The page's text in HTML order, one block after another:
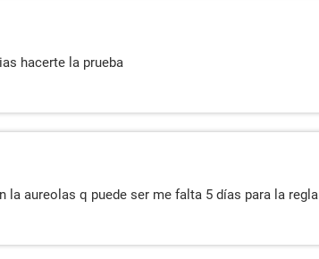
hacerte la prueba
la aureolas q puede ser me falta 5 días para la regla